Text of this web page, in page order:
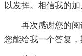
以发挥。相信我的加
再次感谢您的
您能给我一个答复